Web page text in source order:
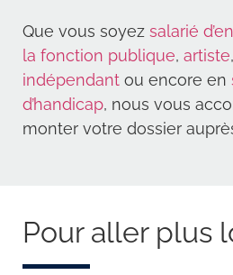
Que vous soyez salarié
la fonction publique, artiste,
indépendant ou encore en
d’handicap, nous vous
monter votre dossier
Pour aller plus